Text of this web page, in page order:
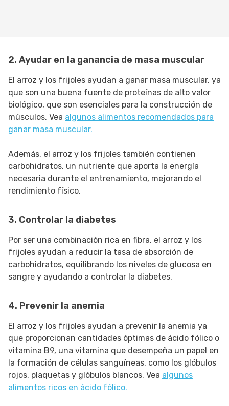
2. Ayudar en la ganancia de masa muscular
El arroz y los frijoles ayudan a ganar masa muscular, ya
que son una buena fuente de proteínas de alto valor
biológico, que son esenciales para la construcción de
músculos. Vea algunos alimentos recomendados para
ganar masa muscular.
Además, el arroz y los frijoles también contienen
carbohidratos, un nutriente que aporta la energía
necesaria durante el entrenamiento, mejorando el
rendimiento físico.
3. Controlar la diabetes
Por ser una combinación rica en fibra, el arroz y los
frijoles ayudan a reducir la tasa de absorción de
carbohidratos, equilibrando los niveles de glucosa en
sangre y ayudando a controlar la diabetes.
4. Prevenir la anemia
El arroz y los frijoles ayudan a prevenir la anemia ya
que proporcionan cantidades óptimas de ácido fólico o
vitamina B9, una vitamina que desempeña un papel en
la formación de células sanguíneas, como los glóbulos
rojos, plaquetas y glóbulos blancos. Vea algunos
alimentos ricos en ácido fólico.